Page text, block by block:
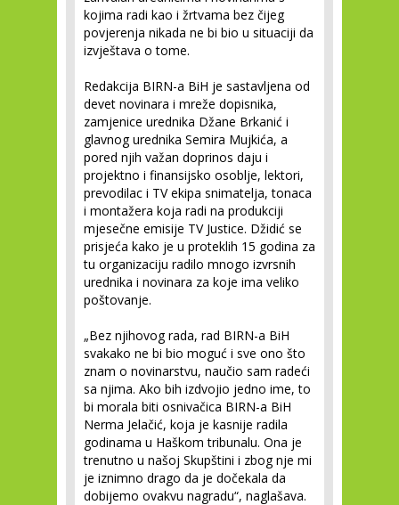
kojima radi kao i žrtvama bez čijeg
povjerenja nikada ne bi bio u situaciji da
izvještava o tome.
Redakcija BIRN-a BiH je sastavljena od
devet novinara i mreže dopisnika,
zamjenice urednika Džane Brkanić i
glavnog urednika Semira Mujkića, a
pored njih važan doprinos daju i
projektno i finansijsko osoblje, lektori,
prevodilac i TV ekipa snimatelja, tonaca
i montažera koja radi na produkciji
mjesečne emisije TV Justice. Džidić se
prisjeća kako je u proteklih 15 godina za
tu organizaciju radilo mnogo izvrsnih
urednika i novinara za koje ima veliko
poštovanje.
„Bez njihovog rada, rad BIRN-a BiH
svakako ne bi bio moguć i sve ono što
znam o novinarstvu, naučio sam radeći
sa njima. Ako bih izdvojio jedno ime, to
bi morala biti osnivačica BIRN-a BiH
Nerma Jelačić, koja je kasnije radila
godinama u Haškom tribunalu. Ona je
trenutno u našoj Skupštini i zbog nje mi
je iznimno drago da je dočekala da
dobijemo ovakvu nagradu“, naglašava.